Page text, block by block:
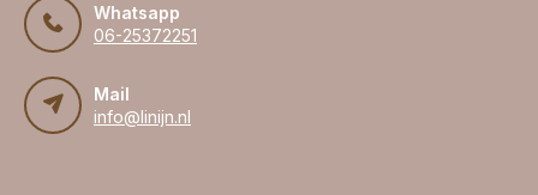
Whatsapp
06-25372251
Mail
info@linijn.nl